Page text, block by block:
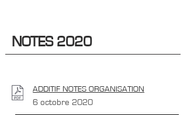
NOTES 2020
ADDITIF NOTES ORGANISATION
6 octobre 2020